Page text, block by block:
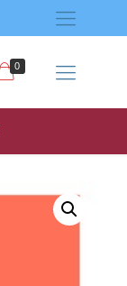
0